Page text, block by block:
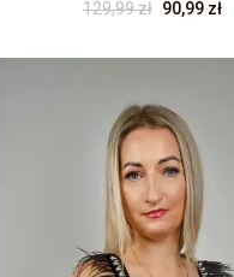
129,99 zł 90,99 zł